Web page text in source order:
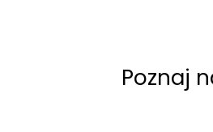
Poznaj